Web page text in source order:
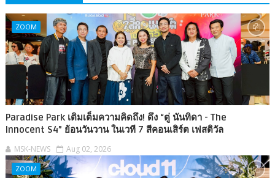
ZOOM
Paradise Park เติมเต็มความคิดถึง! ดึง “ตู่ นันทิดา - The
Innocent S4” ย้อนวันวาน ในเวที 7 สีคอนเสิร์ต เฟสติวัล
MSK-NEWS Aug 02, 2026
ZOOM